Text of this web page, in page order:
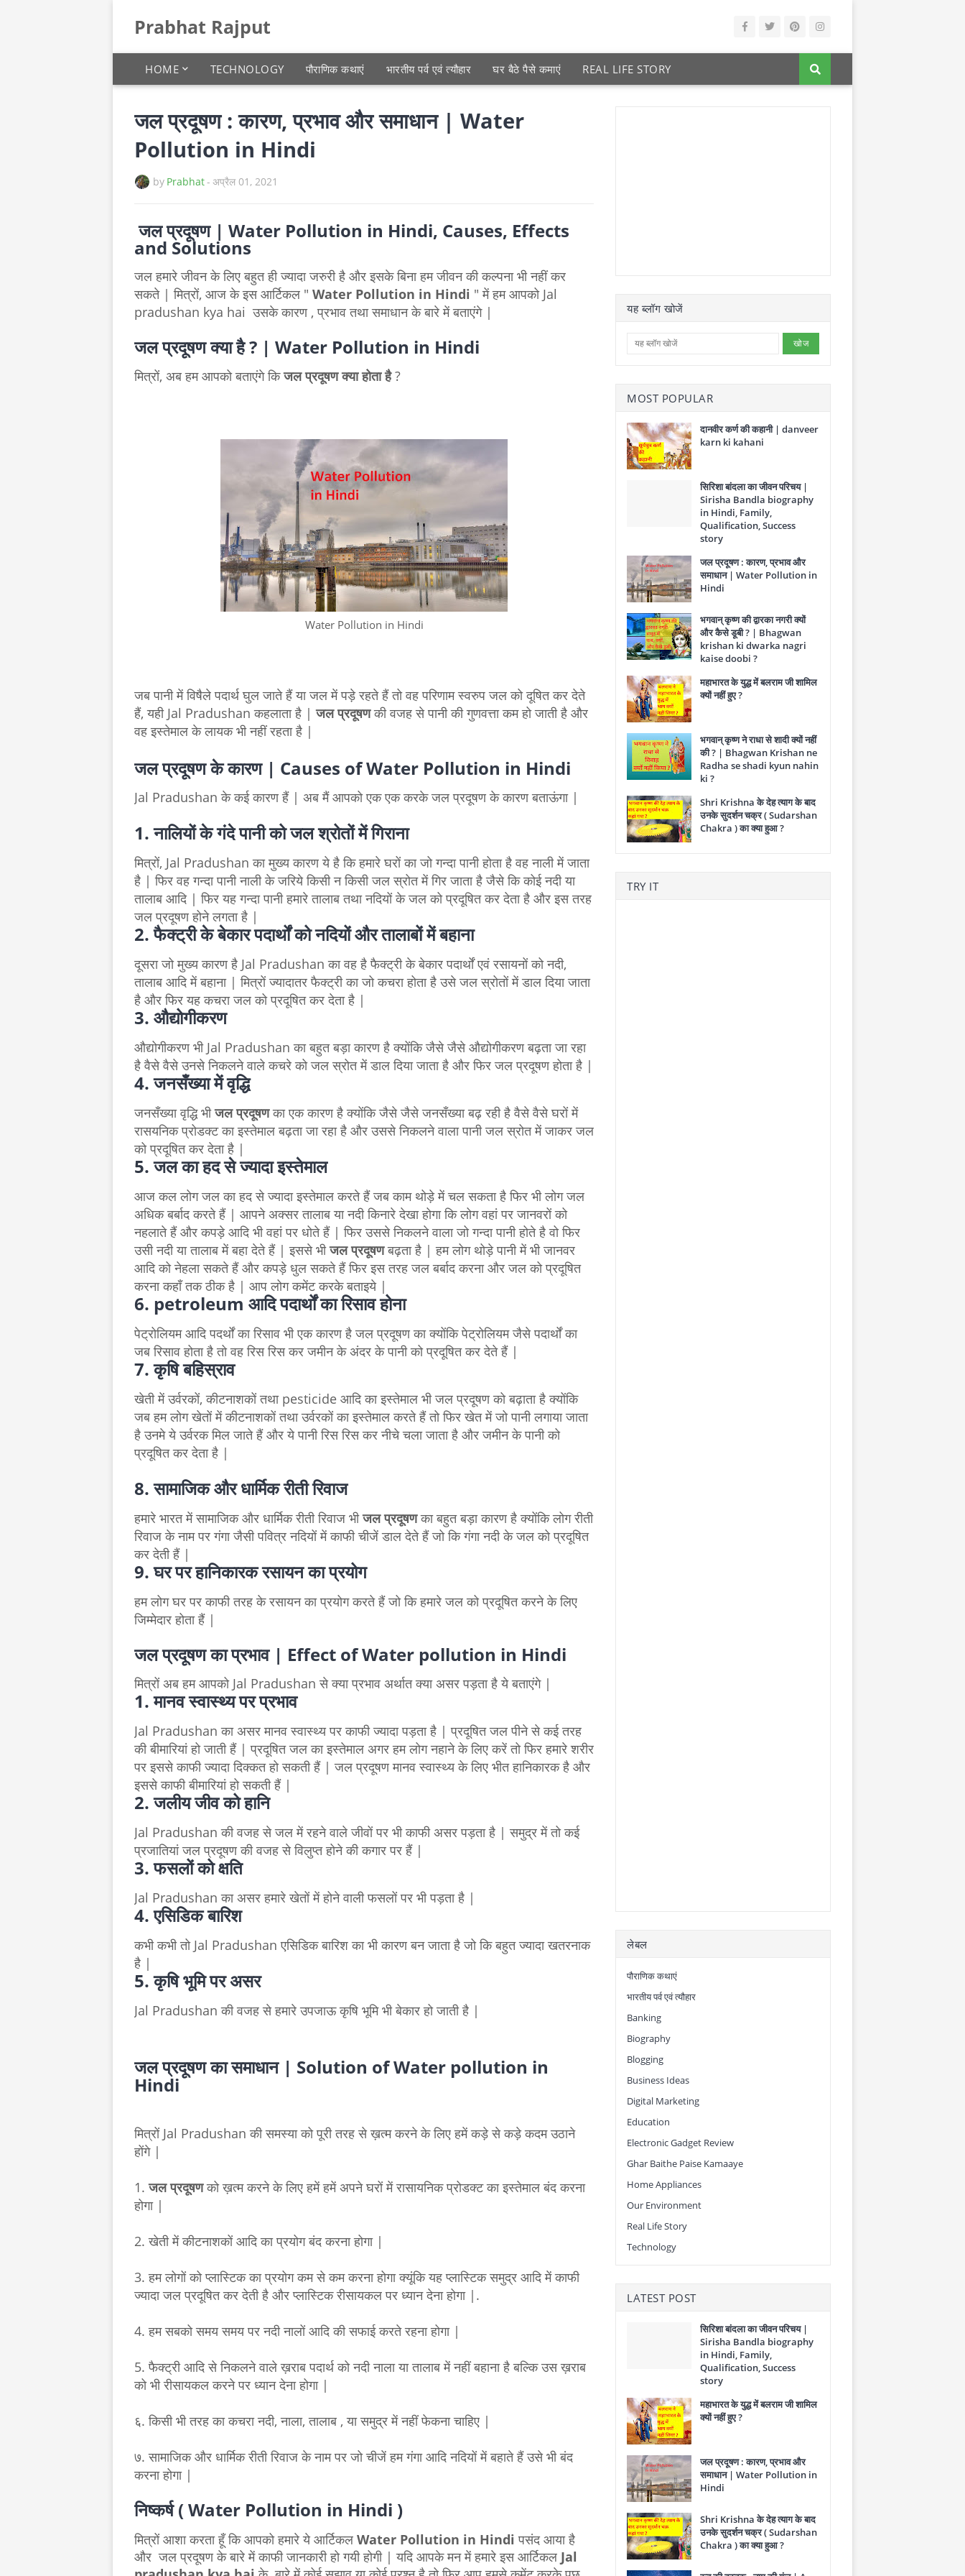
Prabhat Rajput
HOME TECHNOLOGY पौराणिक कथाएं भारतीय पर्व एवं त्यौहार घर बैठे पैसे कमाएं REAL LIFE STORY
जल प्रदूषण : कारण, प्रभाव और समाधान | Water
Pollution in Hindi
by Prabhat- अप्रैल 01, 2021
जल प्रदूषण | Water Pollution in Hindi, Causes, Effects
and Solutions
जल हमारे जीवन के लिए बहुत ही ज्यादा जरुरी है और इसके बिना हम जीवन की कल्पना भी नहीं कर
सकते | मित्रों, आज के इस आर्टिकल " Water Pollution in Hindi " में हम आपको Jal
pradushan kya hai उसके कारण , प्रभाव तथा समाधान के बारे में बताएंगे |
जल प्रदूषण क्या है ? | Water Pollution in Hindi
मित्रों, अब हम आपको बताएंगे किजल प्रदूषण क्या होता है?
Water Pollution in Hindi
जब पानी में विषैले पदार्थ घुल जाते हैं या जल में पड़े रहते हैं तो वह परिणाम स्वरुप जल को दूषित कर देते
हैं, यही Jal Pradushan कहलाता है |जल प्रदूषणकी वजह से पानी की गुणवत्ता कम हो जाती है और
वह इस्तेमाल के लायक भी नहीं रहता है |
जल प्रदूषण के कारण | Causes of Water Pollution in Hindi
Jal Pradushan के कई कारण हैं | अब मैं आपको एक एक करके जल प्रदूषण के कारण बताऊंगा |
1. नालियों के गंदे पानी को जल श्रोतों में गिराना
मित्रों, Jal Pradushan का मुख्य कारण ये है कि हमारे घरों का जो गन्दा पानी होता है वह नाली में जाता
है | फिर वह गन्दा पानी नाली के जरिये किसी न किसी जल स्रोत में गिर जाता है जैसे कि कोई नदी या
तालाब आदि | फिर यह गन्दा पानी हमारे तालाब तथा नदियों के जल को प्रदूषित कर देता है और इस तरह
जल प्रदूषण होने लगता है |
2. फैक्ट्री के बेकार पदार्थों को नदियों और तालाबों में बहाना
दूसरा जो मुख्य कारण है Jal Pradushan का वह है फैक्ट्री के बेकार पदार्थों एवं रसायनों को नदी,
तालाब आदि में बहाना | मित्रों ज्यादातर फैक्ट्री का जो कचरा होता है उसे जल स्रोतों में डाल दिया जाता
है और फिर यह कचरा जल को प्रदूषित कर देता है |
3. औद्योगीकरण
औद्योगीकरण भी Jal Pradushan का बहुत बड़ा कारण है क्योंकि जैसे जैसे औद्योगीकरण बढ़ता जा रहा
है वैसे वैसे उनसे निकलने वाले कचरे को जल स्रोत में डाल दिया जाता है और फिर जल प्रदूषण होता है |
4. जनसँख्या में वृद्धि
जनसँख्या वृद्धि भीजल प्रदूषणका एक कारण है क्योंकि जैसे जैसे जनसँख्या बढ़ रही है वैसे वैसे घरों में
रासयनिक प्रोडक्ट का इस्तेमाल बढ़ता जा रहा है और उससे निकलने वाला पानी जल स्रोत में जाकर जल
को प्रदूषित कर देता है |
5. जल का हद से ज्यादा इस्तेमाल
आज कल लोग जल का हद से ज्यादा इस्तेमाल करते हैं जब काम थोड़े में चल सकता है फिर भी लोग जल
अधिक बर्बाद करते हैं | आपने अक्सर तालाब या नदी किनारे देखा होगा कि लोग वहां पर जानवरों को
नहलाते हैं और कपड़े आदि भी वहां पर धोते हैं | फिर उससे निकलने वाला जो गन्दा पानी होते है वो फिर
उसी नदी या तालाब में बहा देते हैं | इससे भीजल प्रदूषणबढ़ता है | हम लोग थोड़े पानी में भी जानवर
आदि को नेहला सकते हैं और कपड़े धुल सकते हैं फिर इस तरह जल बर्बाद करना और जल को प्रदूषित
करना कहाँ तक ठीक है | आप लोग कमेंट करके बताइये |
6. petroleum आदि पदार्थों का रिसाव होना
पेट्रोलियम आदि पदर्थों का रिसाव भी एक कारण है जल प्रदूषण का क्योंकि पेट्रोलियम जैसे पदार्थों का
जब रिसाव होता है तो वह रिस रिस कर जमीन के अंदर के पानी को प्रदूषित कर देते हैं |
7. कृषि बहिस्राव
खेती में उर्वरकों, कीटनाशकों तथा pesticide आदि का इस्तेमाल भी जल प्रदूषण को बढ़ाता है क्योंकि
जब हम लोग खेतों में कीटनाशकों तथा उर्वरकों का इस्तेमाल करते हैं तो फिर खेत में जो पानी लगाया जाता
है उनमे ये उर्वरक मिल जाते हैं और ये पानी रिस रिस कर नीचे चला जाता है और जमीन के पानी को
प्रदूषित कर देता है |
8. सामाजिक और धार्मिक रीती रिवाज
हमारे भारत में सामाजिक और धार्मिक रीती रिवाज भीजल प्रदूषणका बहुत बड़ा कारण है क्योंकि लोग रीती
रिवाज के नाम पर गंगा जैसी पवित्र नदियों में काफी चीजें डाल देते हैं जो कि गंगा नदी के जल को प्रदूषित
कर देती हैं |
9. घर पर हानिकारक रसायन का प्रयोग
हम लोग घर पर काफी तरह के रसायन का प्रयोग करते हैं जो कि हमारे जल को प्रदूषित करने के लिए
जिम्मेदार होता हैं |
जल प्रदूषण का प्रभाव | Effect of Water pollution in Hindi
मित्रों अब हम आपको Jal Pradushan से क्या प्रभाव अर्थात क्या असर पड़ता है ये बताएंगे |
1. मानव स्वास्थ्य पर प्रभाव
Jal Pradushan का असर मानव स्वास्थ्य पर काफी ज्यादा पड़ता है | प्रदूषित जल पीने से कई तरह
की बीमारियां हो जाती हैं | प्रदूषित जल का इस्तेमाल अगर हम लोग नहाने के लिए करें तो फिर हमारे शरीर
पर इससे काफी ज्यादा दिक्कत हो सकती हैं | जल प्रदूषण मानव स्वास्थ्य के लिए भीत हानिकारक है और
इससे काफी बीमारियां हो सकती हैं |
2.जलीय जीव को हानि
Jal Pradushan की वजह से जल में रहने वाले जीवों पर भी काफी असर पड़ता है | समुद्र में तो कई
प्रजातियां जल प्रदूषण की वजह से विलुप्त होने की कगार पर हैं |
3. फसलों को क्षति
Jal Pradushan का असर हमारे खेतों में होने वाली फसलों पर भी पड़ता है |
4. एसिडिक बारिश
कभी कभी तो Jal Pradushan एसिडिक बारिश का भी कारण बन जाता है जो कि बहुत ज्यादा खतरनाक
है |
5. कृषि भूमि पर असर
Jal Pradushan की वजह से हमारे उपजाऊ कृषि भूमि भी बेकार हो जाती है |
जल प्रदूषण का समाधान | Solution of Water pollution in
Hindi
मित्रों Jal Pradushan की समस्या को पूरी तरह से ख़त्म करने के लिए हमें कड़े से कड़े कदम उठाने
होंगे |
1.जल प्रदूषणको ख़त्म करने के लिए हमें हमें अपने घरों में रासायनिक प्रोडक्ट का इस्तेमाल बंद करना
होगा |
2. खेती में कीटनाशकों आदि का प्रयोग बंद करना होगा |
3. हम लोगों को प्लास्टिक का प्रयोग कम से कम करना होगा क्यूंकि यह प्लास्टिक समुद्र आदि में काफी
ज्यादा जल प्रदूषित कर देती है और प्लास्टिक रीसायकल पर ध्यान देना होगा |.
4. हम सबको समय समय पर नदी नालों आदि की सफाई करते रहना होगा |
5. फैक्ट्री आदि से निकलने वाले ख़राब पदार्थ को नदी नाला या तालाब में नहीं बहाना है बल्कि उस ख़राब
को भी रीसायकल करने पर ध्यान देना होगा |
६. किसी भी तरह का कचरा नदी, नाला, तालाब , या समुद्र में नहीं फेकना चाहिए |
७. सामाजिक और धार्मिक रीती रिवाज के नाम पर जो चीजें हम गंगा आदि नदियों में बहाते हैं उसे भी बंद
करना होगा |
निष्कर्ष ( Water Pollution in Hindi )
मित्रों आशा करता हूँ कि आपको हमारे ये आर्टिकल Water Pollution in Hindi पसंद आया है
और जल प्रदूषण के बारे में काफी जानकारी हो गयी होगी | यदि आपके मन में हमारे इस आर्टिकल Jal
यह ब्लॉग खोजें
MOST POPULAR
दानवीर कर्ण की कहानी | danveer
karn ki kahani
सिरिशा बांदला का जीवन परिचय |
Sirisha Bandla biography
in Hindi, Family,
Qualification, Success
story
जल प्रदूषण : कारण, प्रभाव और
समाधान | Water Pollution in
Hindi
भगवान् कृष्ण की द्वारका नगरी क्यों
और कैसे डूबी ? | Bhagwan
krishan ki dwarka nagri
kaise doobi ?
महाभारत के युद्ध में बलराम जी शामिल
क्यों नहीं हुए ?
भगवान् कृष्ण ने राधा से शादी क्यों नहीं
की ? | Bhagwan Krishan ne
Radha se shadi kyun nahin
ki ?
Shri Krishna के देह त्याग के बाद
उनके सुदर्शन चक्र ( Sudarshan
Chakra ) का क्या हुआ ?
TRY IT
लेबल
पौराणिक कथाएं
भारतीय पर्व एवं त्यौहार
Banking
Biography
Blogging
Business Ideas
Digital Marketing
Education
Electronic Gadget Review
Ghar Baithe Paise Kamaaye
Home Appliances
Our Environment
Real Life Story
Technology
LATEST POST
सिरिशा बांदला का जीवन परिचय |
Sirisha Bandla biography
in Hindi, Family,
Qualification, Success
story
महाभारत के युद्ध में बलराम जी शामिल
क्यों नहीं हुए ?
जल प्रदूषण : कारण, प्रभाव और
समाधान | Water Pollution in
Hindi
Shri Krishna के देह त्याग के बाद
उनके सुदर्शन चक्र ( Sudarshan
Chakra ) का क्या हुआ ?